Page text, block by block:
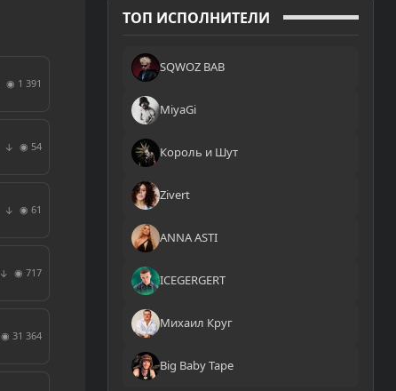
ТОП ИСПОЛНИТЕЛИ
SQWOZ BAB
MiyaGi
Король и Шут
Zivert
ANNA ASTI
ICEGERGERT
Михаил Круг
Big Baby Tape
◉ 1 391
↓ ◉ 54
↓ ◉ 61
↓ ◉ 717
◉ 31 364